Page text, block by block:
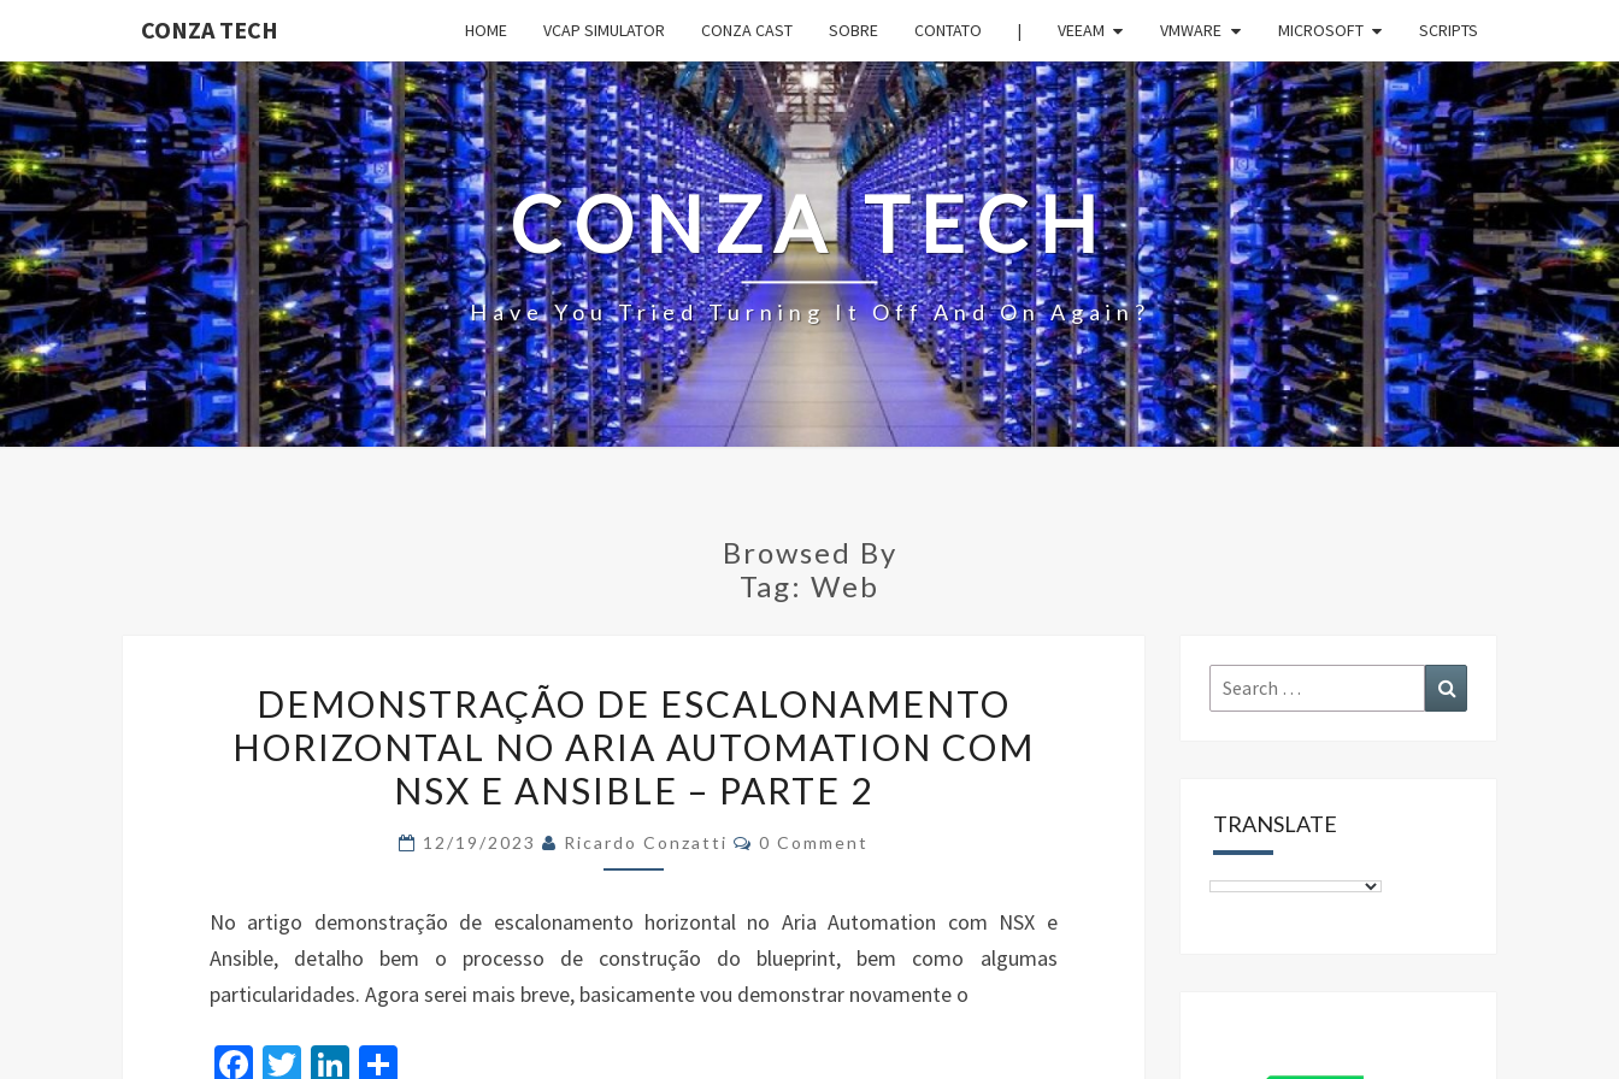
CONZA TECH HOME VCAP SIMULATOR CONZA CAST SOBRE CONTATO | VEEAM VMWARE MICROSOFT SCRIPTS
CONZA TECH
Have You Tried Turning It Off And On Again?
Browsed By
Tag: Web
DE
ESCALONAMENTO
HORIZONTAL
ARIA
COM
NSX
E
DEMONSTRAÇÃO DE ESCALONAMENTO
HORIZONTAL NO ARIA AUTOMATION COM
NSX E ANSIBLE – PARTE 2
12/19/2023 Ricardo Conzatti Comments
0 Comment
No artigo demonstração de escalonamento horizontal no Aria Automation com NSX e
Ansible, detalho bem o processo de construção do blueprint, bem como algumas
particularidades. Agora serei mais breve, basicamente vou demonstrar novamente o
Fa T
Li
Search
for:
TRANSLATE